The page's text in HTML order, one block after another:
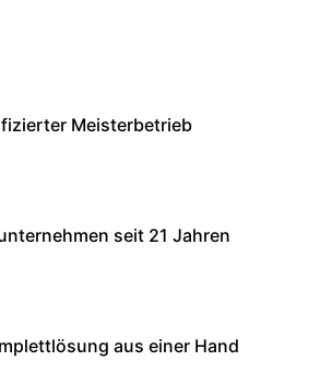
Meisterbetrieb
seit 21 Jahren
aus einer Hand